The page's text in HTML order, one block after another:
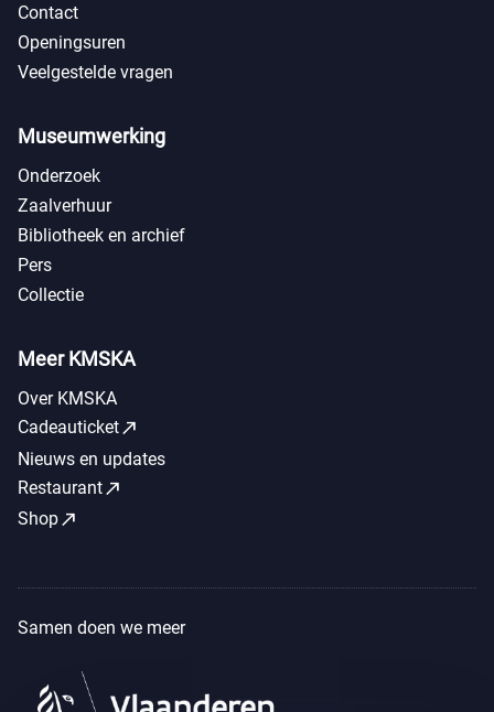
Contact
Openingsuren
Veelgestelde vragen
Museumwerking
Onderzoek
Zaalverhuur
Bibliotheek en archief
Pers
Collectie
Meer KMSKA
Over KMSKA
Cadeauticketcall_made
Nieuws en updates
Restaurantcall_made
Shopcall_made
Samen doen we meer